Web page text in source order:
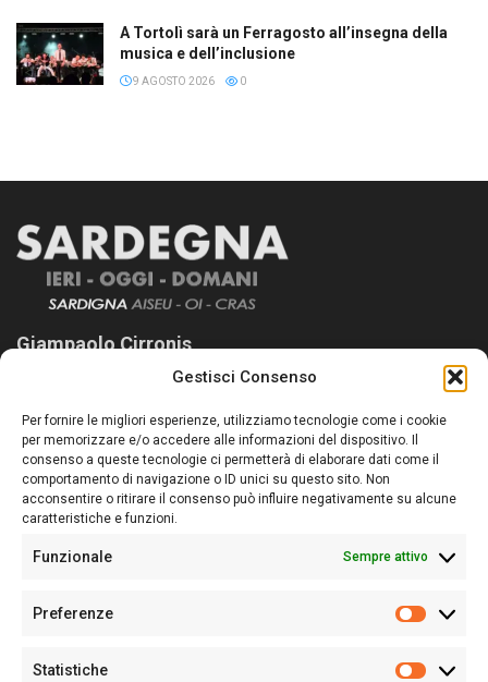
Gestisci Consenso
Per fornire le migliori esperienze, utilizziamo tecnologie come i cookie
per memorizzare e/o accedere alle informazioni del dispositivo. Il
consenso a queste tecnologie ci permetterà di elaborare dati come il
comportamento di navigazione o ID unici su questo sito. Non
acconsentire o ritirare il consenso può influire negativamente su alcune
caratteristiche e funzioni.
Funzionale Sempre attivo
Preferenze
Statistiche
A Tortolì sarà un Ferragosto all’insegna della
musica e dell’inclusione
9 AGOSTO 2026 0
Giampaolo Cirronis
Sardegna Ieri-Oggi-Domani nasce per informare “liberamente” i
lettori su quanto accade in Sardegna, con un occhio rivolto al
nostro passato e, soprattutto, al nostro futuro
Follow Us
Sede:Via Cristoforo Colombo 09013 Carbonia
Partita IVA02270380922